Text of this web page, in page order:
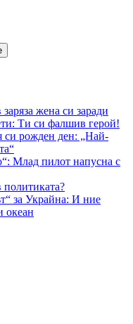
жена си заради
Ти си фалшив герой!
си рожден ден: „Най-
Млад пилот напусна с
за Украйна: И ние
океан